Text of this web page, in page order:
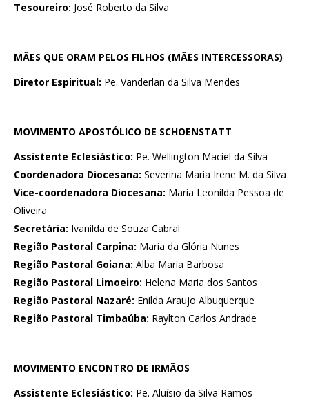
Tesoureiro: José Roberto da Silva
MÃES QUE ORAM PELOS FILHOS (MÃES INTERCESSORAS)
Diretor Espiritual: Pe. Vanderlan da Silva Mendes
MOVIMENTO APOSTÓLICO DE SCHOENSTATT
Assistente Eclesiástico: Pe. Wellington Maciel da Silva
Coordenadora Diocesana: Severina Maria Irene M. da Silva
Vice-coordenadora Diocesana: Maria Leonilda Pessoa de
Oliveira
Secretária: Ivanilda de Souza Cabral
Região Pastoral Carpina: Maria da Glória Nunes
Região Pastoral Goiana: Alba Maria Barbosa
Região Pastoral Limoeiro: Helena Maria dos Santos
Região Pastoral Nazaré: Enilda Araujo Albuquerque
Região Pastoral Timbaúba: Raylton Carlos Andrade
MOVIMENTO ENCONTRO DE IRMÃOS
Assistente Eclesiástico: Pe. Aluísio da Silva Ramos